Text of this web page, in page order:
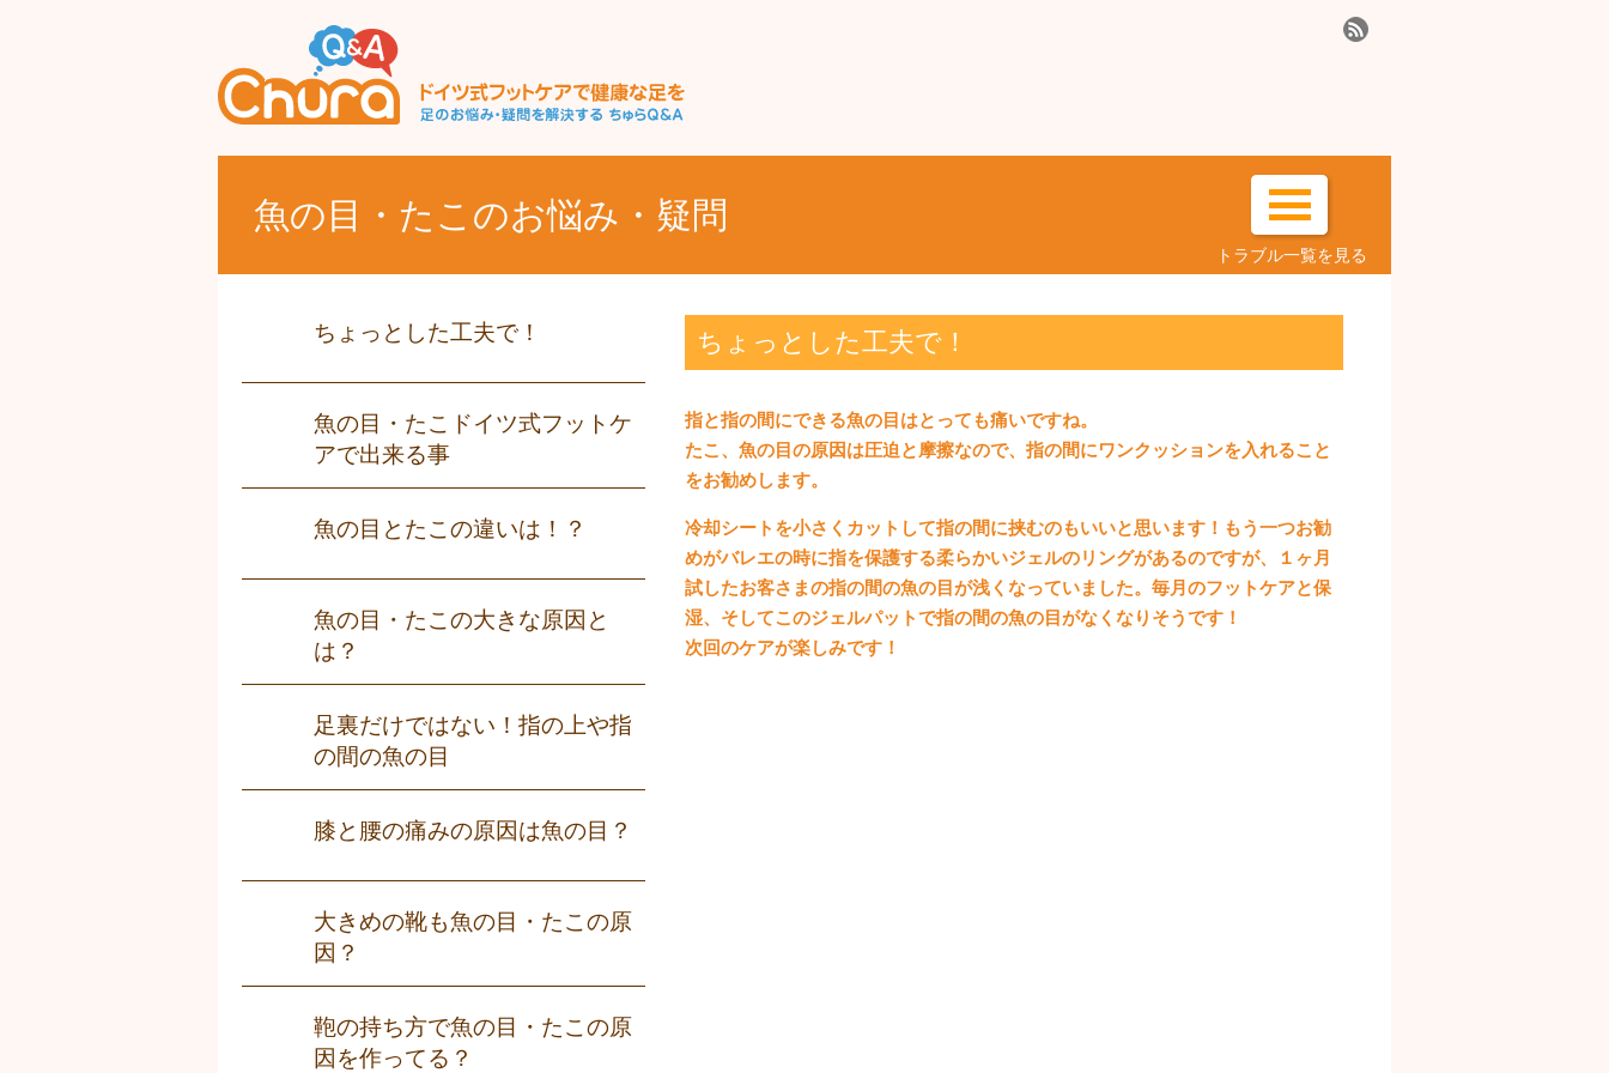
魚の目・たこのお悩み・疑問
トラブル一覧を見る
ちょっとした工夫で！
指と指の間にできる魚の目はとっても痛いですね。
たこ、魚の目の原因は圧迫と摩擦なので、指の間にワンクッションを入れること
をお勧めします。
冷却シートを小さくカットして指の間に挟むのもいいと思います！もう一つお勧
めがバレエの時に指を保護する柔らかいジェルのリングがあるのですが、１ヶ月
試したお客さまの指の間の魚の目が浅くなっていました。毎月のフットケアと保
湿、そしてこのジェルパットで指の間の魚の目がなくなりそうです！
次回のケアが楽しみです！
ちょっとした工夫で！
魚の目・たこドイツ式フットケ
アで出来る事
魚の目とたこの違いは！？
魚の目・たこの大きな原因と
は？
足裏だけではない！指の上や指
の間の魚の目
膝と腰の痛みの原因は魚の目？
大きめの靴も魚の目・たこの原
因？
鞄の持ち方で魚の目・たこの原
因を作ってる？